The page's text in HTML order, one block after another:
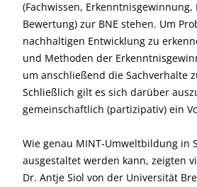
(Fachwissen,
Bewertung) zur BNE stehen. Um
nachhaltigen Entwicklung zu
und Methoden der
um anschließend die Sachverhalte
Schließlich gilt es sich darüber
gemeinschaftlich (partizipativ) ein
Wie genau MINT-Umweltbildung in
ausgestaltet werden kann, zeigten
Dr. Antje Siol von der Universität